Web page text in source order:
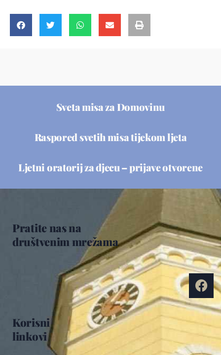
Sveta misa za Domovinu
Raspored svetih misa tijekom ljeta
Ljetni oratorij za djecu – prijave otvorene
Korisni
linkovi
Pratite nas na
društvenim mrežama